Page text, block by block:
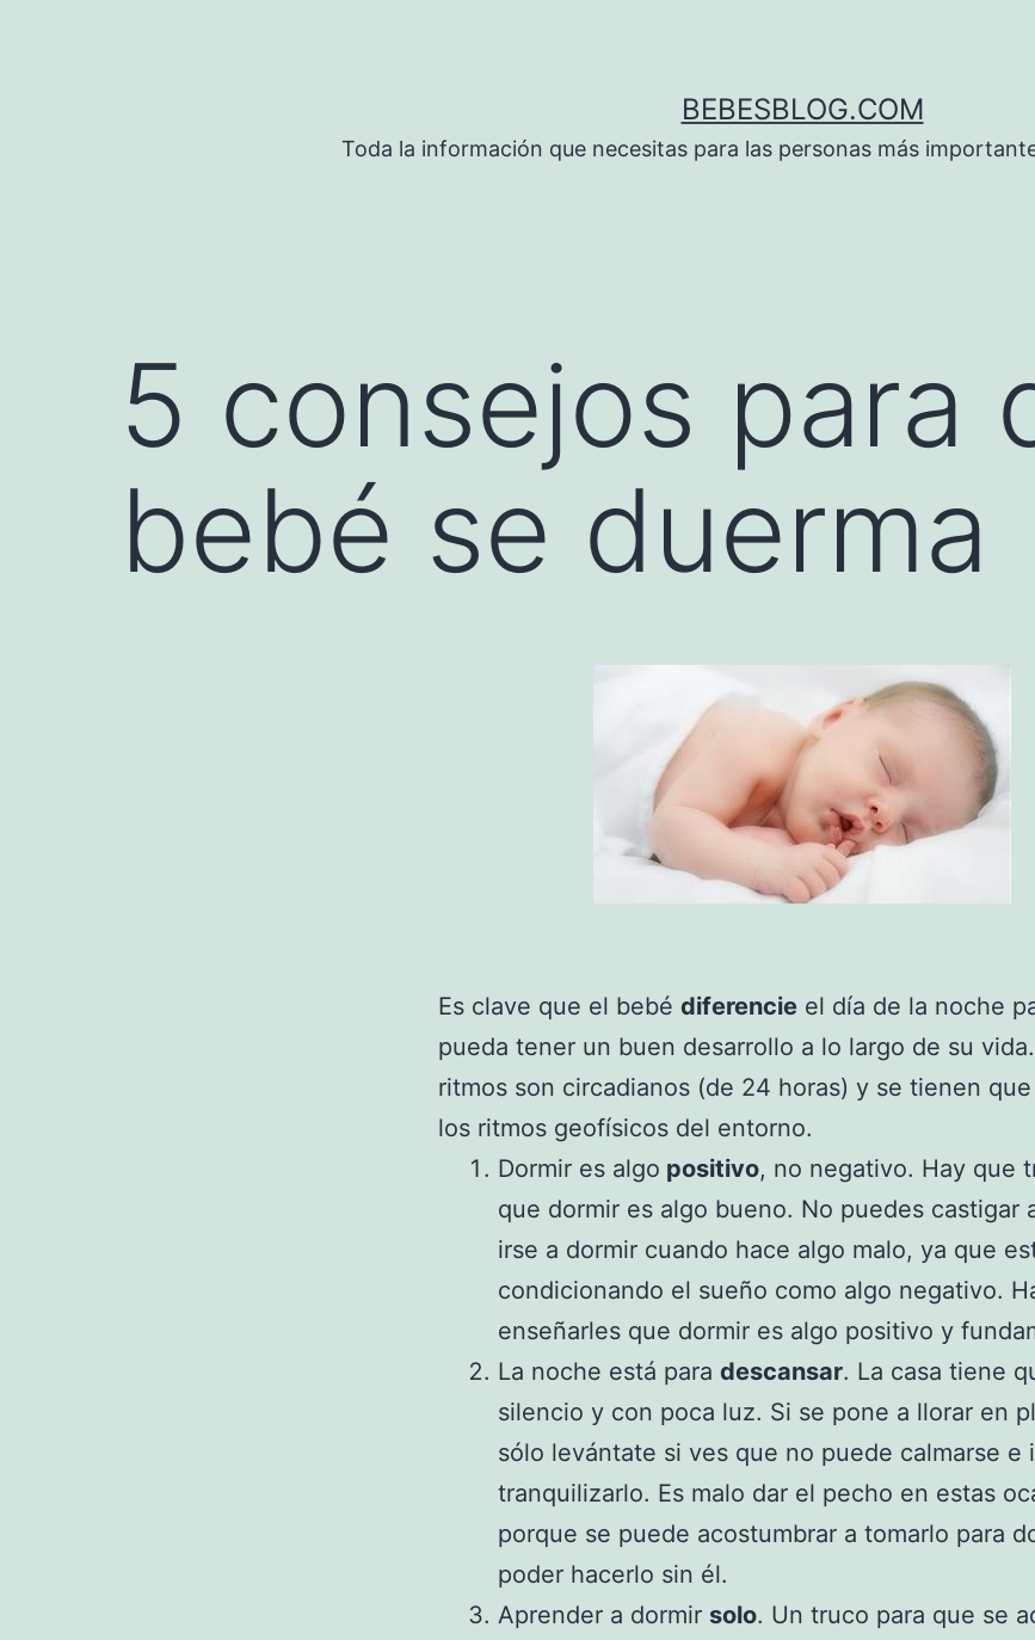
BEBESBLOG.COM
Toda la información que necesitas para las personas más
5 consejos para
bebé se duerma
Es clave que el bebé diferencie el día de la noche
pueda tener un buen desarrollo a lo largo de su
ritmos son circadianos (de 24 horas) y se tienen
los ritmos geofísicos del entorno.
Dormir es algo positivo, no negativo. Hay que
que dormir es algo bueno. No puedes castigar
irse a dormir cuando hace algo malo, ya que
condicionando el sueño como algo negativo.
enseñarles que dormir es algo positivo y
La noche está para descansar. La casa tiene
silencio y con poca luz. Si se pone a llorar en
sólo levántate si ves que no puede calmarse e
tranquilizarlo. Es malo dar el pecho en estas
porque se puede acostumbrar a tomarlo para
poder hacerlo sin él.
Aprender a dormir solo. Un truco para que se